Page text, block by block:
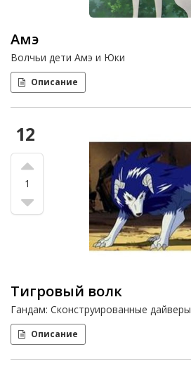
Амэ
Волчьи дети Амэ и Юки
Описание
12
1
Тигровый волк
Гандам: Сконструированные дайверы
Описание